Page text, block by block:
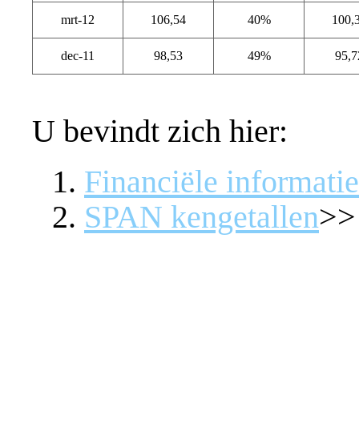
mrt-12 106,54 40%
dec-11 98,53 49%
U bevindt zich hier:
Financiële informatie
SPAN kengetallen>>